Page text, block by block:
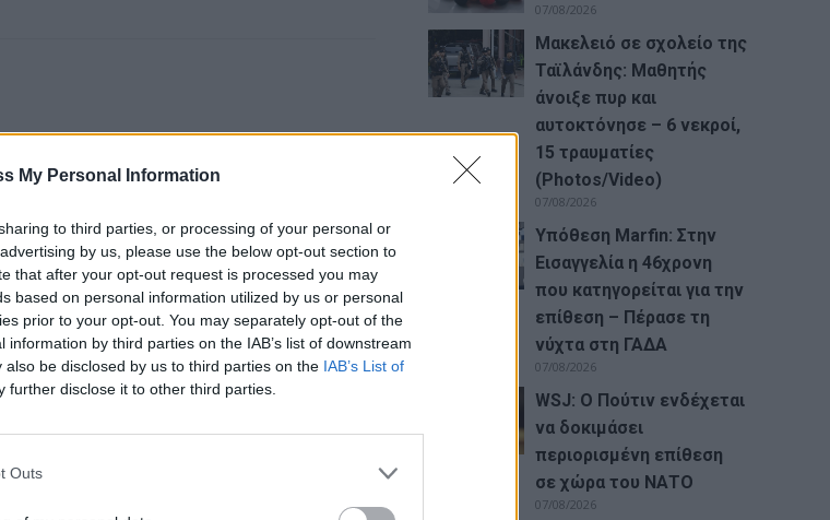
My Personal Information
to third parties, or processing of your personal or
by us, please use the below opt-out section to
that after your opt-out request is processed you may
based on personal information utilized by us or personal
prior to your opt-out. You may separately opt-out of the
by third parties on the IAB’s list of downstream
be disclosed by us to third parties on the IAB’s List of
further disclose it to other third parties.
Outs
07/08/2026
Μακελειό σε σχολείο της
Ταϊλάνδης: Μαθητής
άνοιξε πυρ και
αυτοκτόνησε – 6 νεκροί,
15 τραυματίες
(Photos/Video)
07/08/2026
Υπόθεση Marfin: Στην
Εισαγγελία η 46χρονη
που κατηγορείται για την
επίθεση – Πέρασε τη
νύχτα στη ΓΑΔΑ
07/08/2026
WSJ: Ο Πούτιν ενδέχεται
να δοκιμάσει
περιορισμένη επίθεση
σε χώρα του ΝΑΤΟ
07/08/2026